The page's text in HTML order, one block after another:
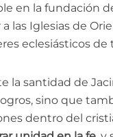
en la fundación
las Iglesias de
eclesiásticos de
la santidad de
sino que
dentro del